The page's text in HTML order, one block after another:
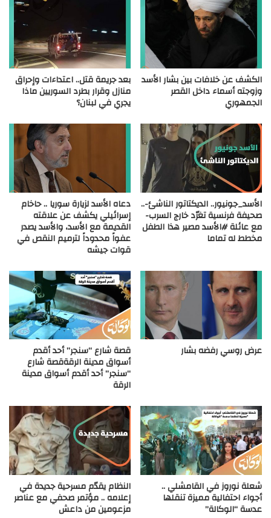
الكشف عن خلافات بين بشار الأسد
وزوجته أسماء داخل القصر
الجمهوري
بعد جريمة قتل.. اعتداءات وإحراق
منازل وقرار بطرد السوريين ماذا
يجري في لبنان؟
الأسد_جونيور.. الديكتاتور الناشئ-..
صحيفة فرنسية تغرّد خارج السرب-
مع عائلة #الأسد مصير هذا الطفل
مخطط له تماما
دعاه الأسد لزيارة سوريا .. حاخام
إسرائيلي يكشف عن علاقته
القديمة مع الأسد، والأسد يصدر
عفواً محدوداً لترميم النقص في
قوات جيشه
عرض روسي رفضه بشار قصة شارع “سنجر” أحد أقدم
أسواق مدينة الرقةقصة شارع
“سنجر” أحد أقدم أسواق مدينة
الرقة
شعلة نوروز في القامشلي ..
أجواء احتفالية مميزة تنقلها
عدسة “الوكالة”
النظام يقدّم مسرحية جديدة في
إعلامه .. مؤتمر صحفي مع عناصر
مزعومين من داعش